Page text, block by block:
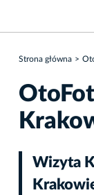
Strona główna
Wizyta